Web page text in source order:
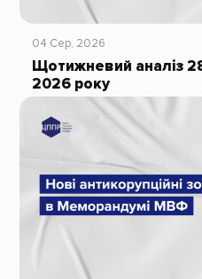
04 Сер, 2026
Щотижневий аналіз
2026 року